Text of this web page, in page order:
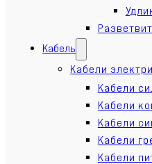
Кабель
Кабели
Кабели
Кабели
Кабели
Кабели
Кабели